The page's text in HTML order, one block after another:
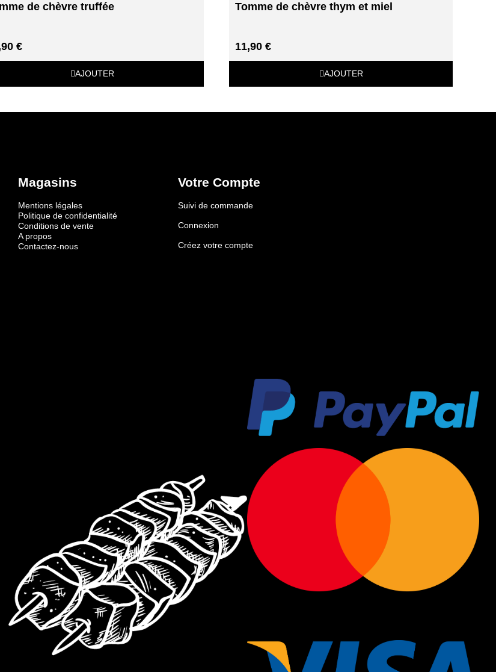
de chèvre truffée
€
AJOUTER
Tomme de chèvre thym et miel
11,90 €
AJOUTER
Magasins
Mentions légales
Politique de confidentialité
Conditions de vente
A propos
Contactez-nous
Votre Compte
Suivi de commande
Connexion
Créez votre compte